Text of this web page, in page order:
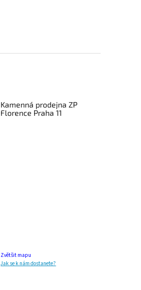
Kamenná prodejna ZP
Florence Praha 11
Zvětšit mapu
Jak se k nám dostanete?